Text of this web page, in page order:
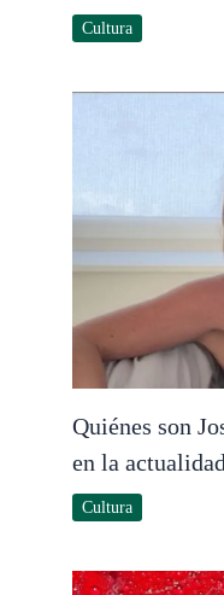
Cultura
Quiénes son
en la actualidad
Cultura